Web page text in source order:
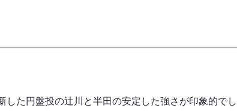
た円盤投の辻川と半田の安定した強さが印象的でし